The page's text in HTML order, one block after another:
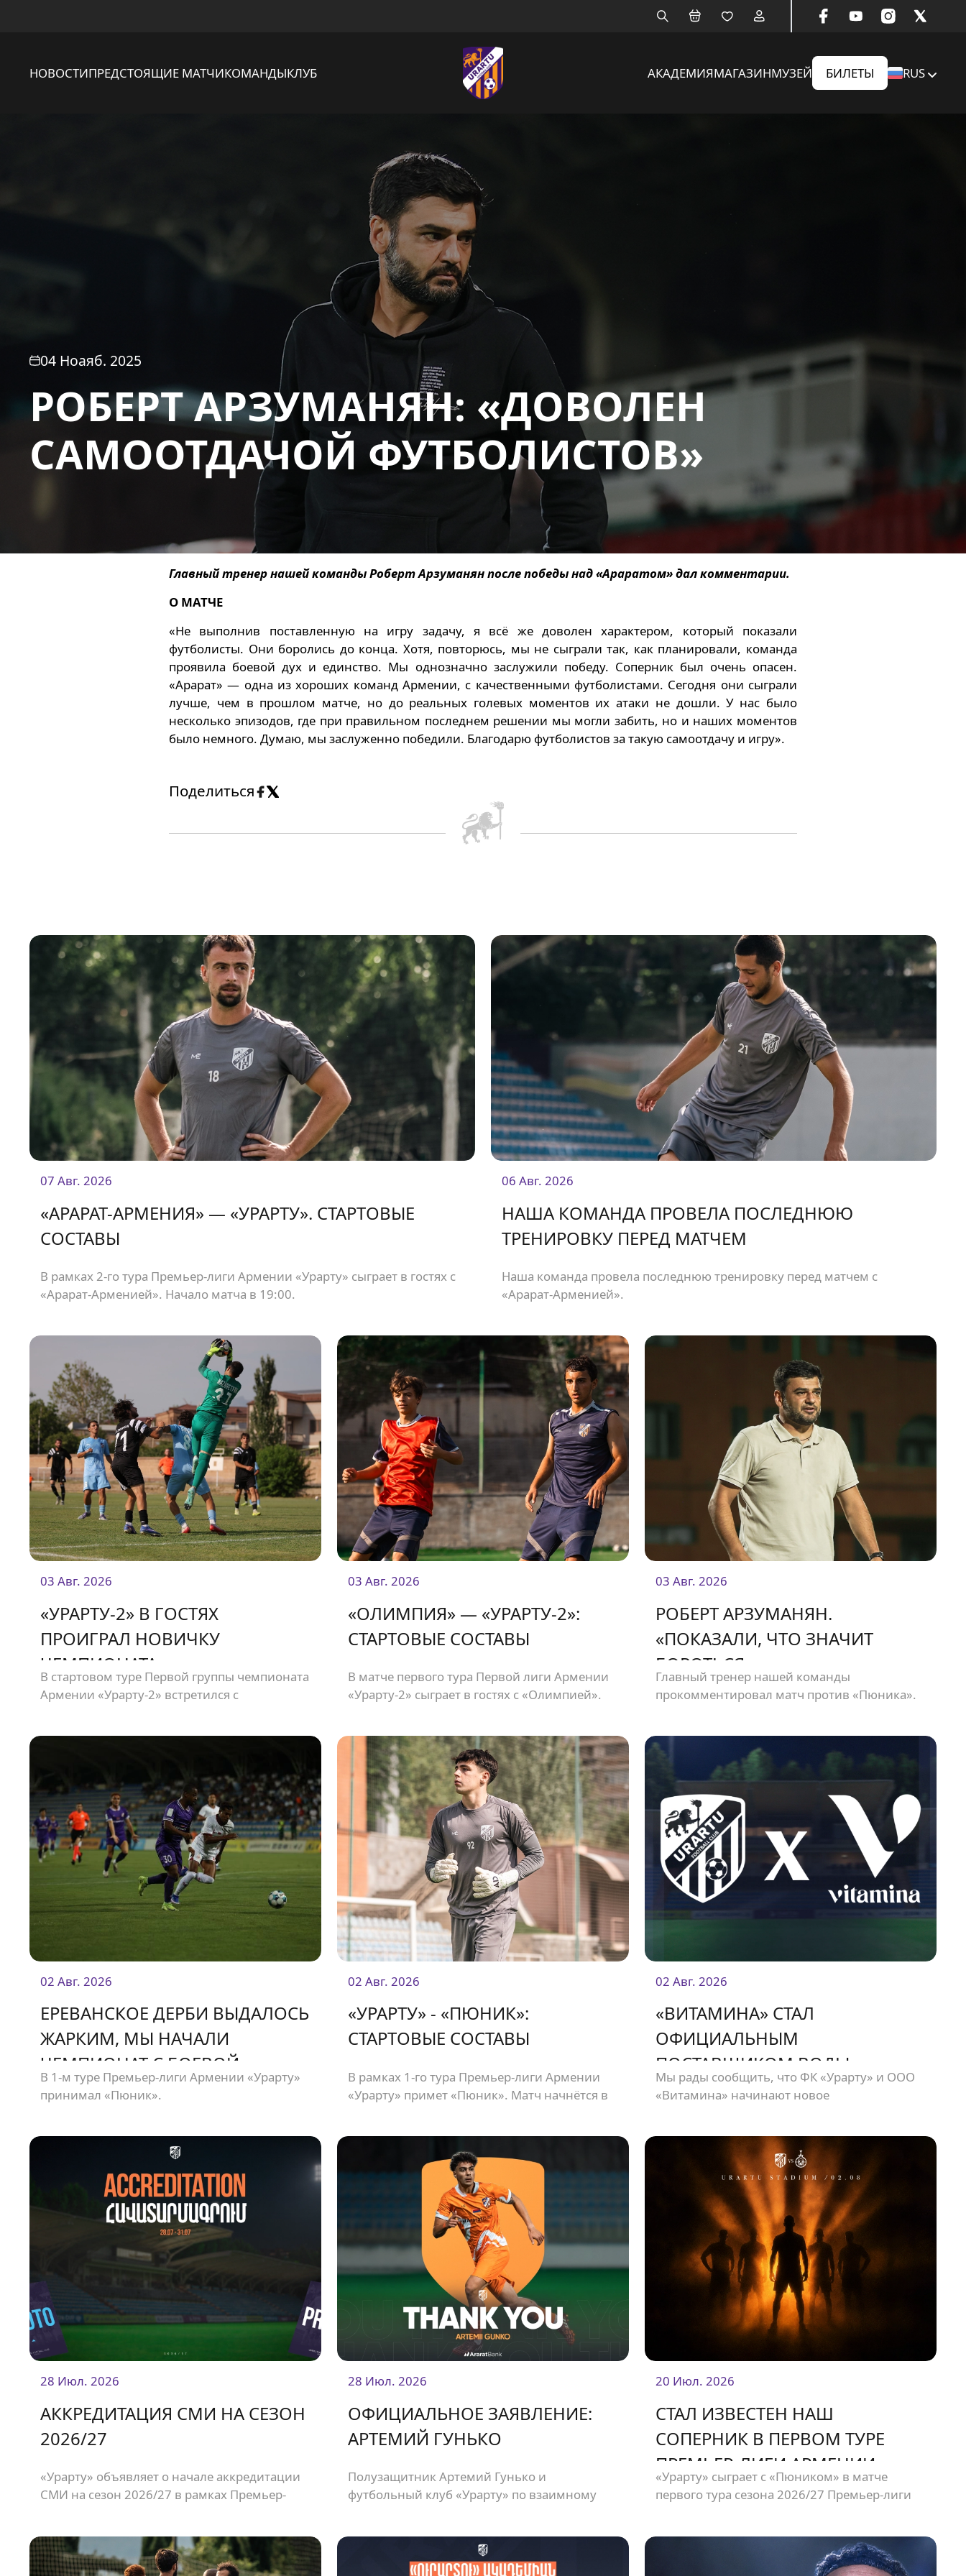
НОВОСТИПРЕДСТОЯЩИЕ МАТЧИКОМАНДЫКЛУБ АКАДЕМИЯМАГАЗИНМУЗЕЙ БИЛЕТЫ RUS
04 Ноаяб. 2025
РОБЕРТ АРЗУМАНЯН: «ДОВОЛЕН
САМООТДАЧОЙ ФУТБОЛИСТОВ»
Главный тренер нашей команды Роберт Арзуманян после победы над «Араратом» дал комментарии.
О МАТЧЕ
«Не выполнив поставленную на игру задачу, я всё же доволен характером, который показали
футболисты. Они боролись до конца. Хотя, повторюсь, мы не сыграли так, как планировали, команда
проявила боевой дух и единство. Мы однозначно заслужили победу. Соперник был очень опасен.
«Арарат» — одна из хороших команд Армении, с качественными футболистами. Сегодня они сыграли
лучше, чем в прошлом матче, но до реальных голевых моментов их атаки не дошли. У нас было
несколько эпизодов, где при правильном последнем решении мы могли забить, но и наших моментов
было немного. Думаю, мы заслуженно победили. Благодарю футболистов за такую самоотдачу и игру».
Поделиться
07 Авг. 2026
«АРАРАТ-АРМЕНИЯ» — «УРАРТУ». СТАРТОВЫЕ
СОСТАВЫ
В рамках 2-го тура Премьер-лиги Армении «Урарту» сыграет в гостях с
«Арарат-Арменией». Начало матча в 19:00.
06 Авг. 2026
НАША КОМАНДА ПРОВЕЛА ПОСЛЕДНЮЮ
ТРЕНИРОВКУ ПЕРЕД МАТЧЕМ
Наша команда провела последнюю тренировку перед матчем с
«Арарат-Арменией».
03 Авг. 2026
«УРАРТУ-2» В ГОСТЯХ
ПРОИГРАЛ НОВИЧКУ
ЧЕМПИОНАТА
В стартовом туре Первой группы чемпионата
Армении «Урарту-2» встретился с
03 Авг. 2026
«ОЛИМПИЯ» — «УРАРТУ-2»:
СТАРТОВЫЕ СОСТАВЫ
В матче первого тура Первой лиги Армении
«Урарту-2» сыграет в гостях с «Олимпией».
03 Авг. 2026
РОБЕРТ АРЗУМАНЯН.
«ПОКАЗАЛИ, ЧТО ЗНАЧИТ
БОРОТЬСЯ»
Главный тренер нашей команды
прокомментировал матч против «Пюника».
02 Авг. 2026
ЕРЕВАНСКОЕ ДЕРБИ ВЫДАЛОСЬ
ЖАРКИМ, МЫ НАЧАЛИ
ЧЕМПИОНАТ С БОЕВОЙ
НИЧЬЕЙ
В 1-м туре Премьер-лиги Армении «Урарту»
принимал «Пюник».
02 Авг. 2026
«УРАРТУ» - «ПЮНИК»:
СТАРТОВЫЕ СОСТАВЫ
В рамках 1-го тура Премьер-лиги Армении
«Урарту» примет «Пюник». Матч начнётся в
02 Авг. 2026
«ВИТАМИНА» СТАЛ
ОФИЦИАЛЬНЫМ
ПОСТАВЩИКОМ ВОДЫ
«УРАРТУ».
Мы рады сообщить, что ФК «Урарту» и ООО
«Витамина» начинают новое
28 Июл. 2026
АККРЕДИТАЦИЯ СМИ НА СЕЗОН
2026/27
«Урарту» объявляет о начале аккредитации
СМИ на сезон 2026/27 в рамках Премьер-
28 Июл. 2026
ОФИЦИАЛЬНОЕ ЗАЯВЛЕНИЕ:
АРТЕМИЙ ГУНЬКО
Полузащитник Артемий Гунько и
футбольный клуб «Урарту» по взаимному
20 Июл. 2026
СТАЛ ИЗВЕСТЕН НАШ
СОПЕРНИК В ПЕРВОМ ТУРЕ
ПРЕМЬЕР-ЛИГИ АРМЕНИИ
«Урарту» сыграет с «Пюником» в матче
первого тура сезона 2026/27 Премьер-лиги